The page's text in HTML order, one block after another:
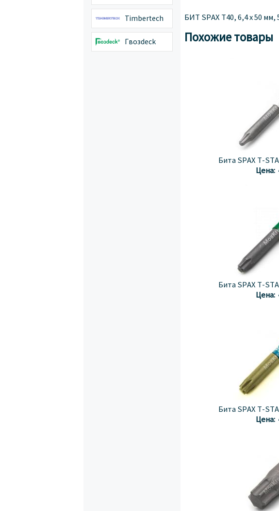
Timbertech
Гвозdeck
БИТ SPAX T40, 6,4 x 50 мм,
Похожие товары
Бита SPAX T-
Цена:
Бита SPAX T-
Цена:
Бита SPAX T-
Цена: